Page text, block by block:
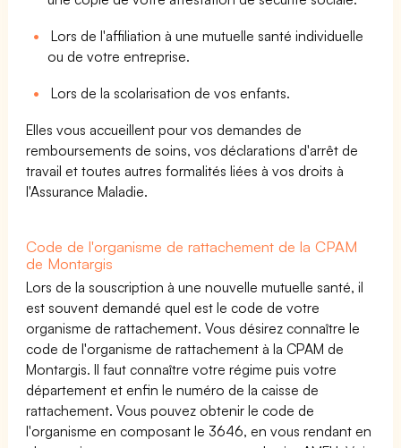
Lors de l'affiliation à une mutuelle santé individuelle
ou de votre entreprise.
Lors de la scolarisation de vos enfants.
Elles vous accueillent pour vos demandes de
remboursements de soins, vos déclarations d'arrêt de
travail et toutes autres formalités liées à vos droits à
l'Assurance Maladie.
Code de l'organisme de rattachement de la CPAM
de Montargis
Lors de la souscription à une nouvelle mutuelle santé, il
est souvent demandé quel est le code de votre
organisme de rattachement. Vous désirez connaître le
code de l'organisme de rattachement à la CPAM de
Montargis. Il faut connaître votre régime puis votre
département et enfin le numéro de la caisse de
rattachement. Vous pouvez obtenir le code de
l'organisme en composant le 3646, en vous rendant en